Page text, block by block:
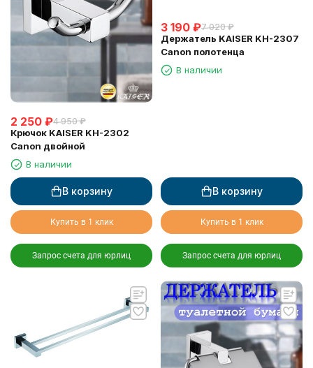
2 250 ₽4 950 ₽
Крючок KAISER KH-2302
Canon двойной
В наличии
В корзину
Купить в 1 клик
Запрос счета для юрлиц
3 190 ₽7 020 ₽
Держатель KAISER KH-2307
Canon полотенца
В наличии
В корзину
Купить в 1 клик
Запрос счета для юрлиц